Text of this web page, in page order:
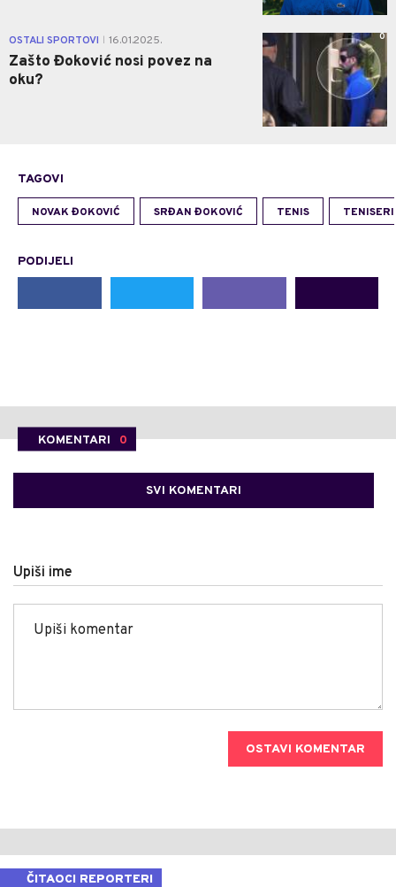
OSTALI SPORTOVI 16.01.2025.
Zašto Đoković nosi povez na
oku?
0
TAGOVI
NOVAK ĐOKOVIĆ SRĐAN ĐOKOVIĆ TENIS TENISERI
PODIJELI
KOMENTARI 0
SVI KOMENTARI
Upiši ime
OSTAVI KOMENTAR
ČITAOCI REPORTERI